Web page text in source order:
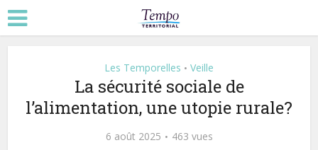
Les Temporelles • Veille
La sécurité sociale de
l’alimentation, une utopie rurale?
6 août 2025 463 vues